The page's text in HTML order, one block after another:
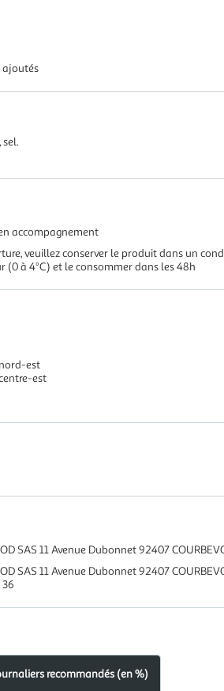
ajoutés
accompagnement
veuillez conserver le produit dans un
(0 à 4°C) et le consommer dans les 48h
est
est
SAS 11 Avenue Dubonnet 92407
SAS 11 Avenue Dubonnet 92407
recommandés (en %)